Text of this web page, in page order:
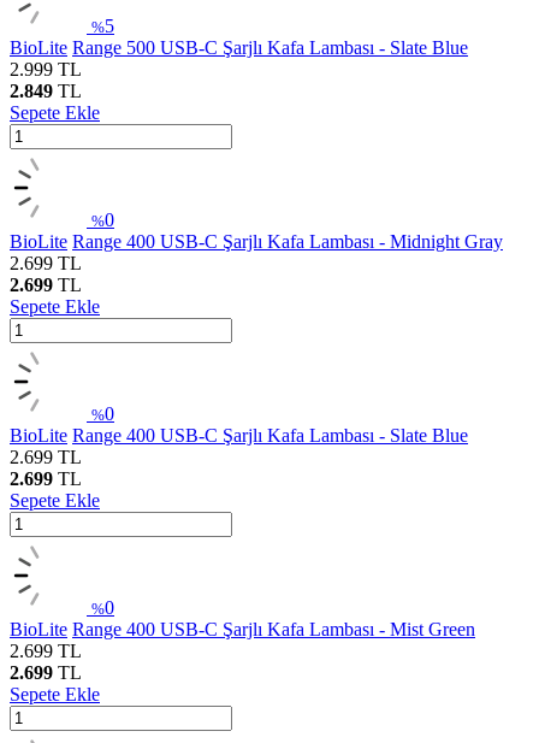
%5
BioLite Range 500 USB-C Şarjlı Kafa Lambası - Slate Blue
2.999 TL
2.849 TL
Sepete Ekle
%0
BioLite Range 400 USB-C Şarjlı Kafa Lambası - Midnight Gray
2.699 TL
2.699 TL
Sepete Ekle
%0
BioLite Range 400 USB-C Şarjlı Kafa Lambası - Slate Blue
2.699 TL
2.699 TL
Sepete Ekle
%0
BioLite Range 400 USB-C Şarjlı Kafa Lambası - Mist Green
2.699 TL
2.699 TL
Sepete Ekle